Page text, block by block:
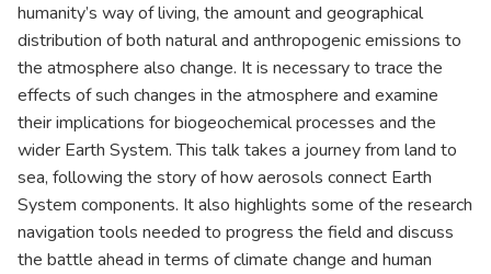
humanity’s way of living, the amount and geographical
distribution of both natural and anthropogenic emissions to
the atmosphere also change. It is necessary to trace the
effects of such changes in the atmosphere and examine
their implications for biogeochemical processes and the
wider Earth System. This talk takes a journey from land to
sea, following the story of how aerosols connect Earth
System components. It also highlights some of the research
navigation tools needed to progress the field and discuss
the battle ahead in terms of climate change and human